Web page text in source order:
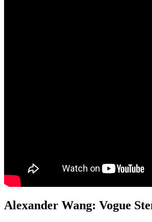
Alexander Wang: Vogue